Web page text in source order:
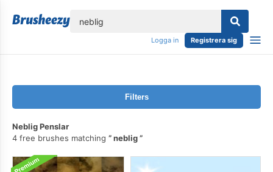
Logga in Registrera sig
Filters
Neblig Penslar
4 free brushes matching
neblig